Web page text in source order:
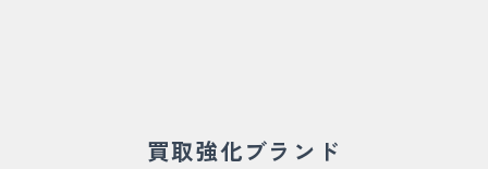
買取強化ブランド